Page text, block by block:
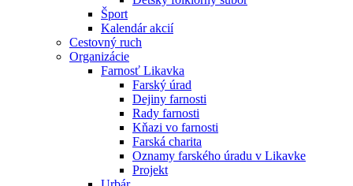
Šport
Kalendár akcií
Cestovný ruch
Organizácie
Farnosť Likavka
Farský úrad
Dejiny farnosti
Rady farnosti
Kňazi vo farnosti
Farská charita
Oznamy farského úradu v Likavke
Projekt